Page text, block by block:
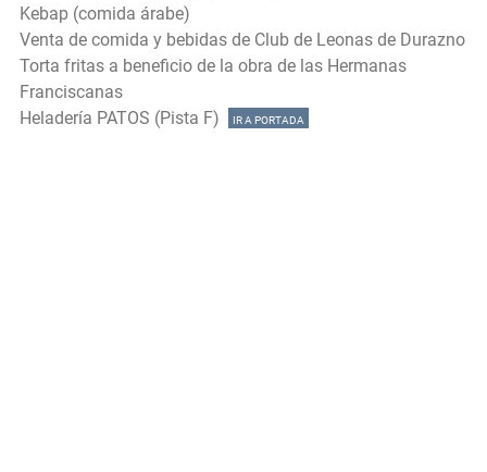
Kebap (comida árabe)
Venta de comida y bebidas de Club de Leonas de Durazno
Torta fritas a beneficio de la obra de las Hermanas
Franciscanas
Heladería PATOS (Pista F)
IR A PORTADA